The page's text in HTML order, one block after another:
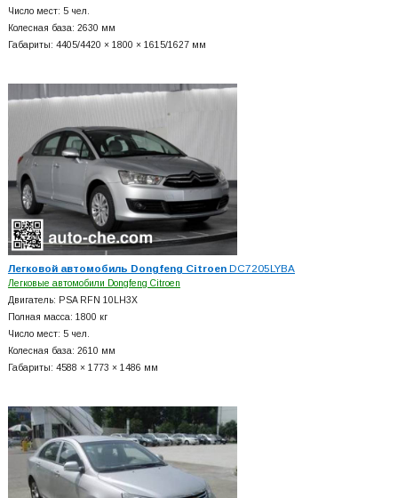
Число мест: 5 чел.
Колесная база: 2630 мм
Габариты: 4405/4420 × 1800 × 1615/1627 мм
Легковой автомобиль Dongfeng CitroenDC7205LYBA
Легковые автомобили Dongfeng Citroen
Двигатель: PSA RFN 10LH3X
Полная масса: 1800 кг
Число мест: 5 чел.
Колесная база: 2610 мм
Габариты: 4588 × 1773 × 1486 мм